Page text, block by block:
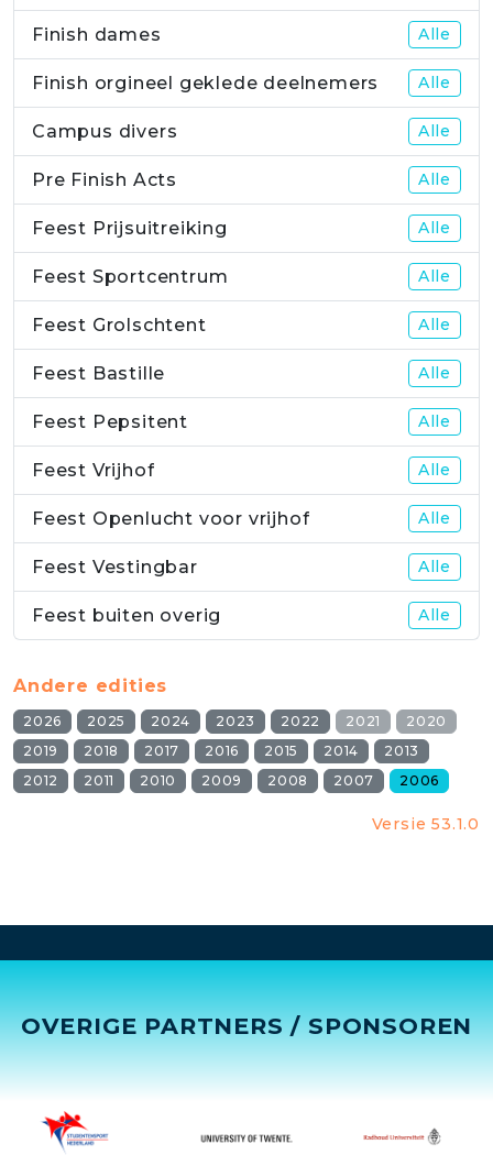
Finish dames Alle
Finish orgineel geklede deelnemers Alle
Campus divers Alle
Pre Finish Acts Alle
Feest Prijsuitreiking Alle
Feest Sportcentrum Alle
Feest Grolschtent Alle
Feest Bastille Alle
Feest Pepsitent Alle
Feest Vrijhof Alle
Feest Openlucht voor vrijhof Alle
Feest Vestingbar Alle
Feest buiten overig Alle
Andere edities
2026 2025 2024 2023 2022 2021
2020
2019
2018 2017 2016 2015 2014
2013
2012
2011 2010 2009 2008 2007 2006
Versie 53.1.0
OVERIGE PARTNERS / SPONSOREN